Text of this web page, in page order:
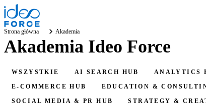
Strona główna
Akademia
Akademia Ideo Force
WSZYSTKIE AI SEARCH HUB ANALYTICS
E-COMMERCE HUB EDUCATION &
SOCIAL MEDIA & PR HUB STRATEGY &